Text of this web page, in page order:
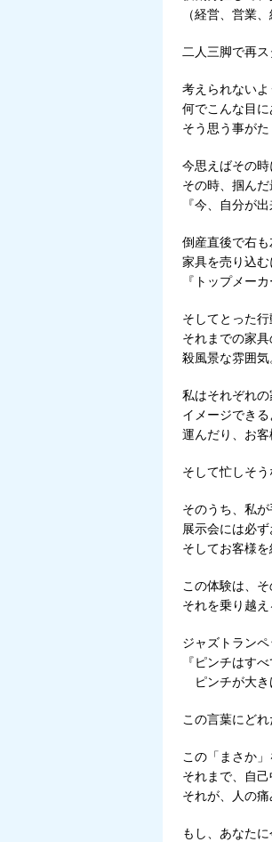
（経営、営業
二人三脚で再ス
考えられないよ
何でこんな目に
そう思う事がた
今思えばその時
その時、掴ん
『今、自分が
倒産直後で右
家具を売り込む
『トップメー
そしてとった行
それまでの家
殺風景な雰囲気
私はそれぞれ
イメージでき
運んだり、お客
そして忙しそ
そのうち、私
展示会には必
そしてお客様
この体験は、
それを乗り越え
ジャズトラン
『ピンチはす
ピンチが大き
この言葉にど
この「まさか
それまで、自己
それが、人の痛
もし、あなたに